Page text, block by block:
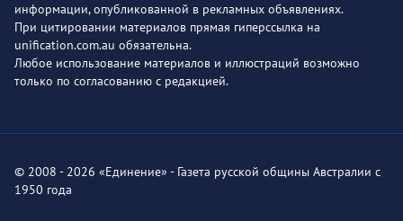
информации, опубликованной в рекламных объявлениях.
При цитировании материалов прямая гиперссылка на
unification.com.au обязательна.
Любое использование материалов и иллюстраций возможно
только по согласованию с редакцией.
© 2008 - 2026 «Единение» - Газета русской общины Австралии с
1950 года